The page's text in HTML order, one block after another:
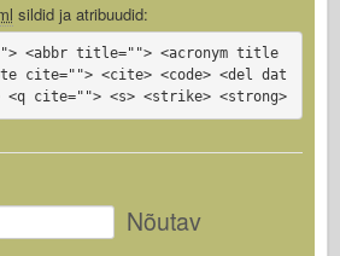
sildid ja atribuudid:
<abbr title=""> <acronym title
cite=""> <cite> <code> <del dat
<q cite=""> <s> <strike> <strong>
Nõutav